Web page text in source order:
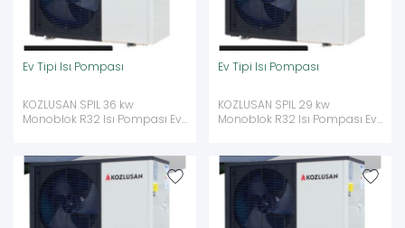
Ev Tipi Isı Pompası
KOZLUSAN SPIL 36 kw
Monoblok R32 Isı Pompası Ev
Ev Tipi Isı Pompası
KOZLUSAN SPIL 29 kw
Monoblok R32 Isı Pompası Ev